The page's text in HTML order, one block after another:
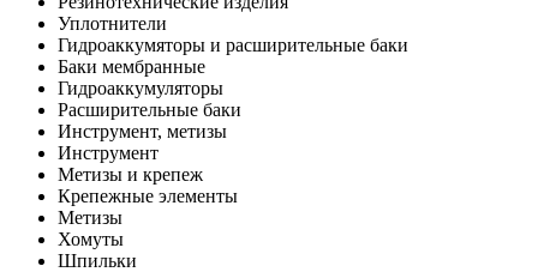
Уплотнители
Гидроаккумяторы и расширительные баки
Баки мембранные
Гидроаккумуляторы
Расширительные баки
Инструмент, метизы
Инструмент
Метизы и крепеж
Крепежные элементы
Метизы
Хомуты
Шпильки